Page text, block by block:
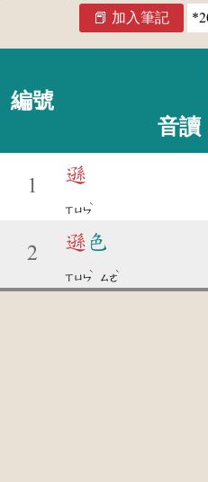
加入筆記
編號
音讀
1
遜
ㄒㄩㄣ
ˋ
2
遜 色
ㄒㄩㄣ
ˋ
ㄙㄜ
ˋ